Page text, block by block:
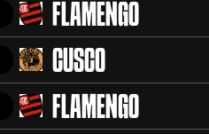
FLAMENGO
CUSCO
FLAMENGO